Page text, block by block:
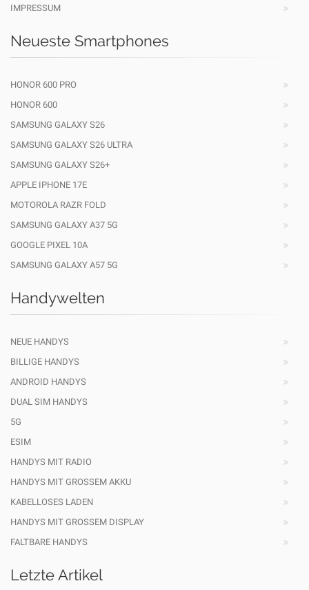
IMPRESSUM
Neueste Smartphones
HONOR 600 PRO
HONOR 600
SAMSUNG GALAXY S26
SAMSUNG GALAXY S26 ULTRA
SAMSUNG GALAXY S26+
APPLE IPHONE 17E
MOTOROLA RAZR FOLD
SAMSUNG GALAXY A37 5G
GOOGLE PIXEL 10A
SAMSUNG GALAXY A57 5G
Handywelten
NEUE HANDYS
BILLIGE HANDYS
ANDROID HANDYS
DUAL SIM HANDYS
5G
ESIM
HANDYS MIT RADIO
HANDYS MIT GROSSEM AKKU
KABELLOSES LADEN
HANDYS MIT GROSSEM DISPLAY
FALTBARE HANDYS
Letzte Artikel